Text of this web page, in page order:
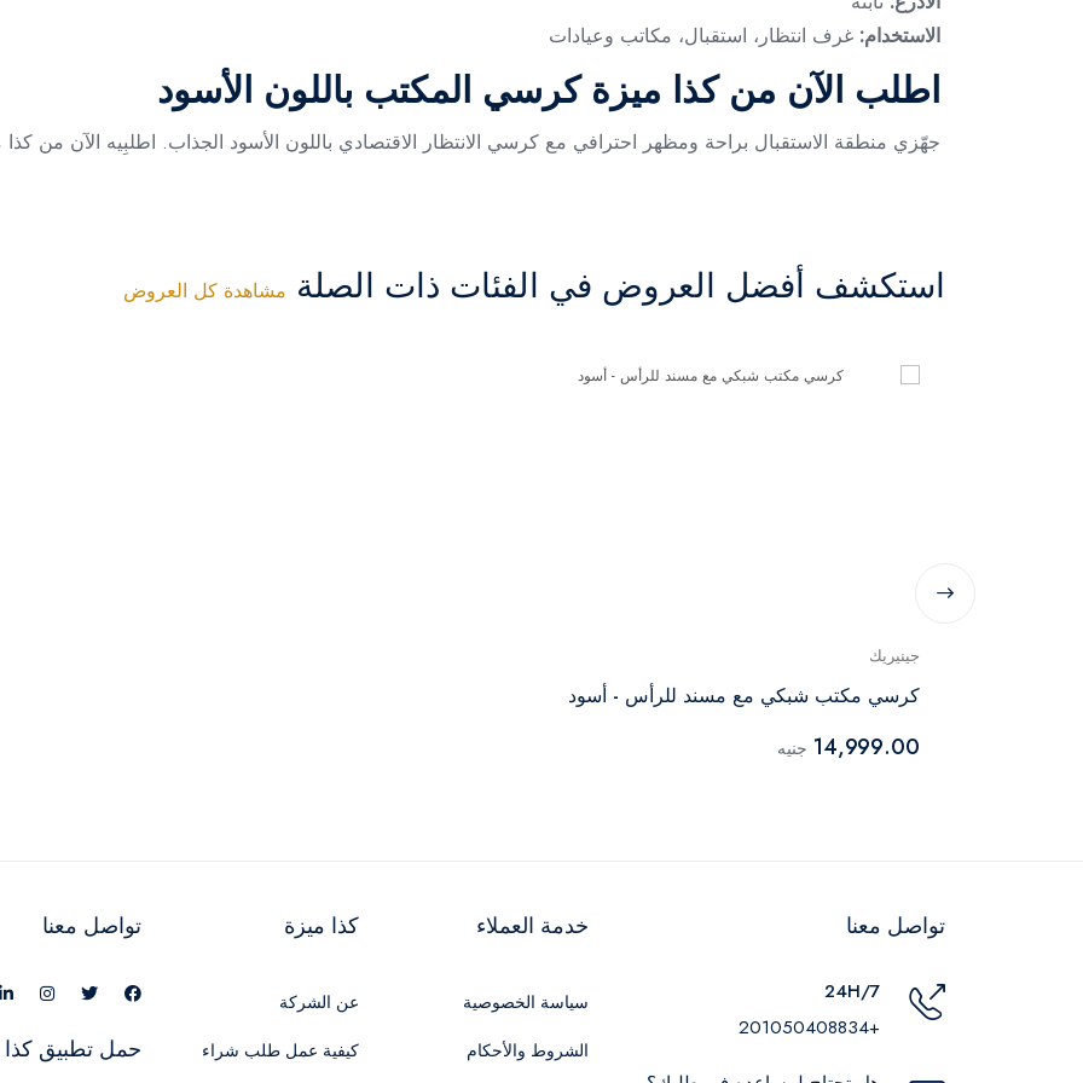
الاستخدام: غرف انتظار، استقبال، مكاتب وعيادات
اطلب الآن من كذا ميزة كرسي المكتب باللون الأسود
جهّزي منطقة الاستقبال براحة ومظهر احترافي مع كرسي الانتظار الاقتصادي باللون الأسود الجذاب. اطلبِيه الآن من كذا
استكشف أفضل العروض في الفئات ذات الصلة مشاهدة كل العروض
جينيريك
كرسي مكتب شبكي مع مسند للرأس - أسود
14,999.00 جنيه
تواصل معنا
24H/7
+201050408834
خدمة العملاء
سياسة الخصوصية
الشروط والأحكام
كذا ميزة
عن الشركة
كيفية عمل طلب شراء
تواصل معنا
حمل تطبيق كذا